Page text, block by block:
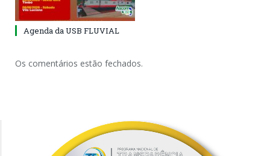
Agenda da USB FLUVIAL
Os comentários estão fechados.